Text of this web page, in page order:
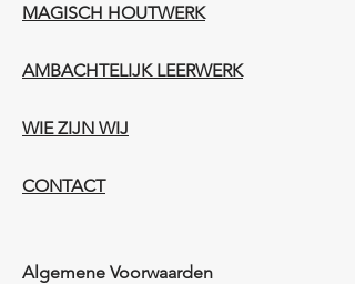
MAGISCH HOUTWERK
AMBACHTELIJK LEERWERK​
WIE ZIJN WIJ​​
CONTACT
Algemene Voorwaarden